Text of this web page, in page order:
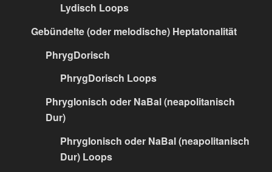
Lydisch Loops
Gebündelte (oder melodische) Heptatonalität
PhrygDorisch
PhrygDorisch Loops
PhrygIonisch oder NaBal (neapolitanisch
Dur)
PhrygIonisch oder NaBal (neapolitanisch
Dur) Loops